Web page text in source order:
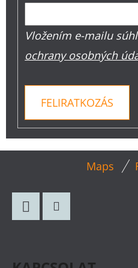
Vložením e-mailu
ochrany osobných
FELIRATKOZÁS
Maps